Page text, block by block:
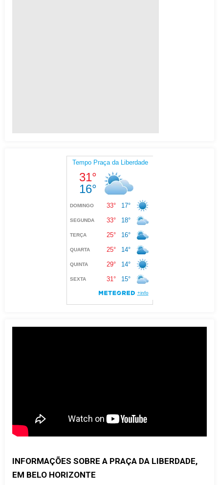
INFORMAÇÕES SOBRE A PRAÇA DA LIBERDADE,
EM BELO HORIZONTE